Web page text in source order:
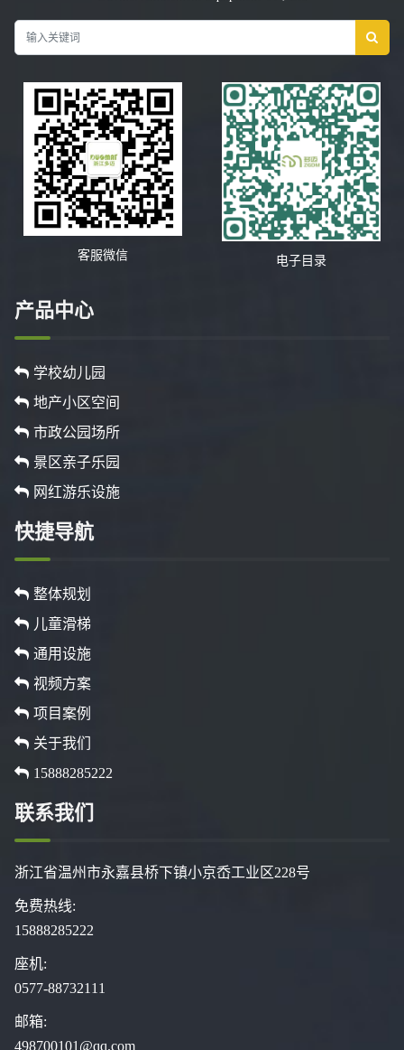
客服微信 电子目录
产品中心
学校幼儿园
地产小区空间
市政公园场所
景区亲子乐园
网红游乐设施
快捷导航
整体规划
儿童滑梯
通用设施
视频方案
项目案例
关于我们
15888285222
联系我们
浙江省温州市永嘉县桥下镇小京岙工业区228号
免费热线:
15888285222
座机:
0577-88732111
邮箱:
498700101@qq.com